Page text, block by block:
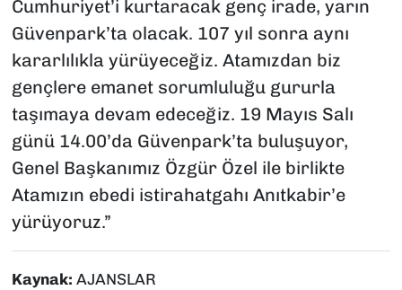
Cumhuriyet’i kurtaracak genç irade, yarın
Güvenpark’ta olacak. 107 yıl sonra aynı
kararlılıkla yürüyeceğiz. Atamızdan biz
gençlere emanet sorumluluğu gururla
taşımaya devam edeceğiz. 19 Mayıs Salı
günü 14.00’da Güvenpark’ta buluşuyor,
Genel Başkanımız Özgür Özel ile birlikte
Atamızın ebedi istirahatgahı Anıtkabir’e
yürüyoruz.”
Kaynak: AJANSLAR